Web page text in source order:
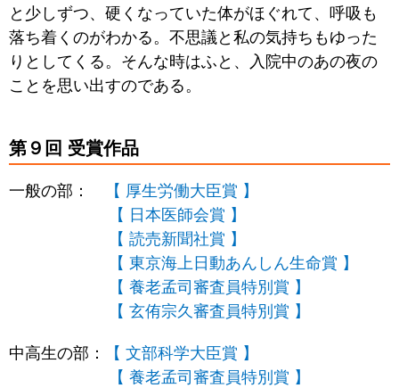
と少しずつ、硬くなっていた体がほぐれて、呼吸も
落ち着くのがわかる。不思議と私の気持ちもゆった
りとしてくる。そんな時はふと、入院中のあの夜の
ことを思い出すのである。
第９回 受賞作品
一般の部：
【 厚生労働大臣賞 】
【 日本医師会賞 】
【 読売新聞社賞 】
【 東京海上日動あんしん生命賞 】
【 養老孟司審査員特別賞 】
【 玄侑宗久審査員特別賞 】
中高生の部：
【 文部科学大臣賞 】
【 養老孟司審査員特別賞 】